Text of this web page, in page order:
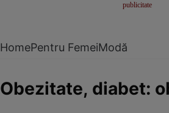
HomePentru FemeiModă
Obezitate, diabet: